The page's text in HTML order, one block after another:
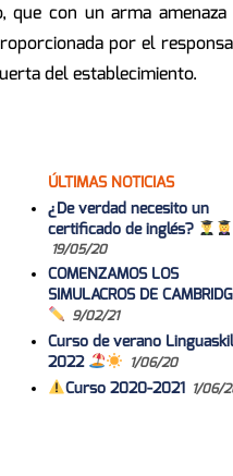
con un arma
por el
del establecimiento.
ÚLTIMAS NOTICIAS
¿De verdad necesito un
certificado de inglés?
19/05/20
COMENZAMOS LOS
SIMULACROS DE
9/02/21
Curso de verano
2022
1/06/20
Curso 2020-2021 1/06/